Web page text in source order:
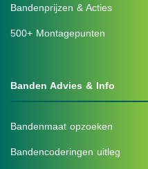
Bandenprijzen & Acties
500+ Montagepunten
Banden Advies & Info
Bandenmaat opzoeken
Bandencoderingen uitleg